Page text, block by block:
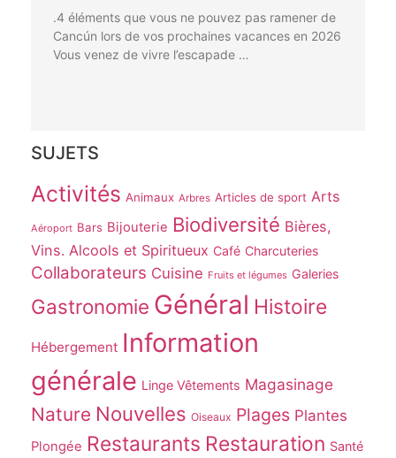
.4 éléments que vous ne pouvez pas ramener de
Cancún lors de vos prochaines vacances en 2026
Vous venez de vivre l’escapade …
SUJETS
Activités Animaux Arbres Articles de sport Arts
Aéroport Bars Bijouterie Biodiversité Bières,
Vins. Alcools et Spiritueux Café Charcuteries
Collaborateurs Cuisine Fruits et légumes Galeries
Gastronomie Général Histoire
Hébergement Information
générale Linge Vêtements Magasinage
Nature Nouvelles Oiseaux Plages Plantes
Plongée Restaurants Restauration Santé